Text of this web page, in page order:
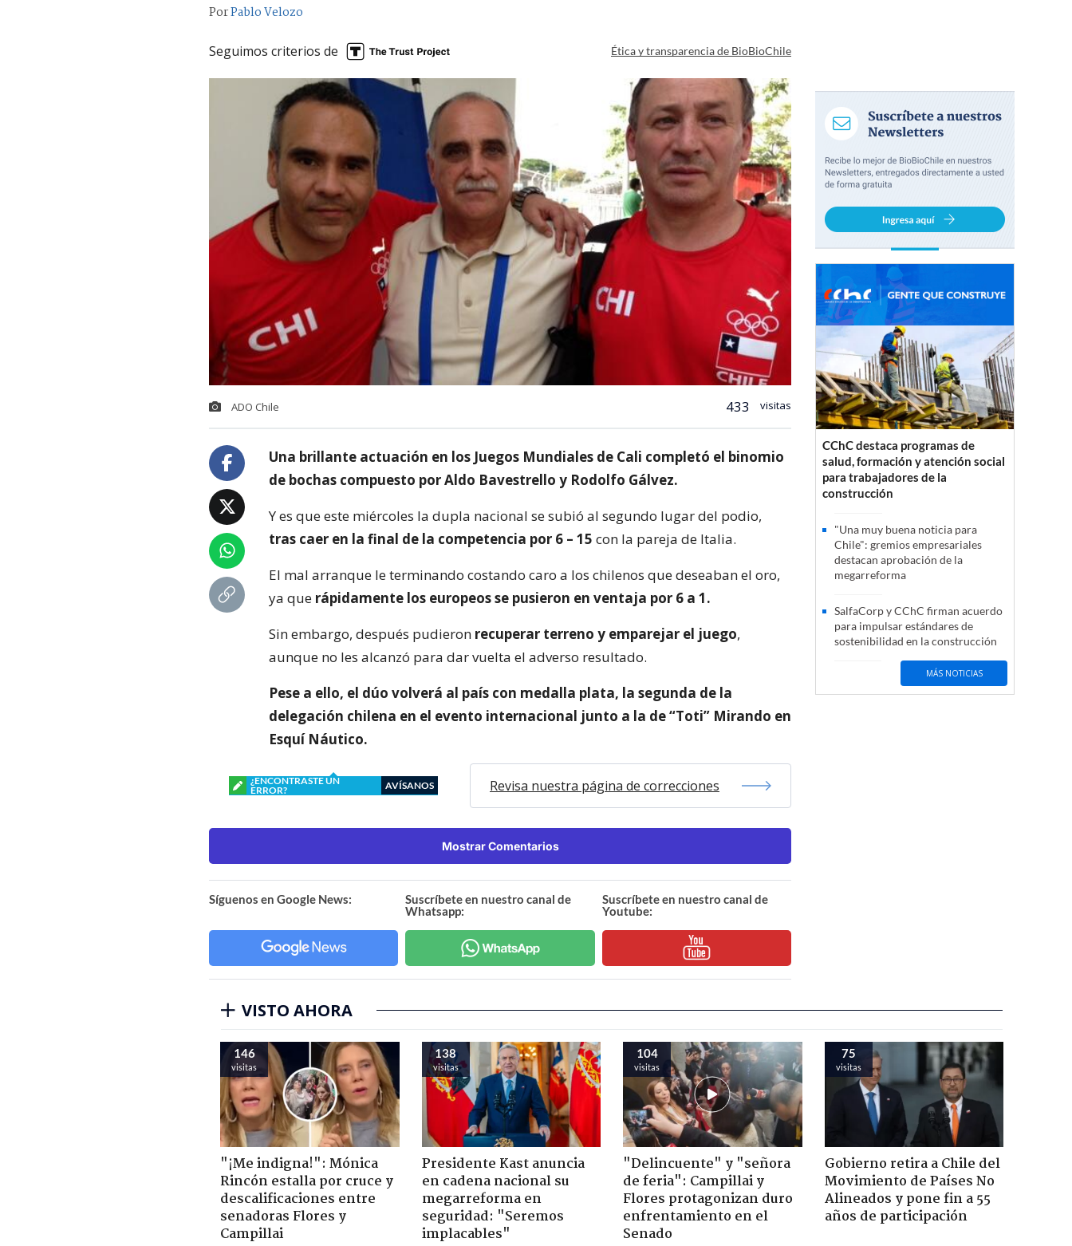
PorPablo Velozo
Seguimos criterios de Ética y transparencia de BioBioChile
ADO Chile 433 visitas
Una brillante actuación en los Juegos Mundiales de Cali completó el binomio
de bochas compuesto por Aldo Bavestrello y Rodolfo Gálvez.
Y es que este miércoles la dupla nacional se subió al segundo lugar del podio,
tras caer en la final de la competencia por 6 – 15 con la pareja de Italia.
El mal arranque le terminando costando caro a los chilenos que deseaban el oro,
ya que rápidamente los europeos se pusieron en ventaja por 6 a 1.
Sin embargo, después pudieron recuperar terreno y emparejar el juego,
aunque no les alcanzó para dar vuelta el adverso resultado.
Pese a ello, el dúo volverá al país con medalla plata, la segunda de la
delegación chilena en el evento internacional junto a la de “Toti” Mirando en
Esquí Náutico.
¿ENCONTRASTE UN
ERROR?
AVÍSANOS Revisa nuestra página de correcciones
Mostrar Comentarios
Síguenos en Google News:
Suscríbete en nuestro canal de
Whatsapp:
Suscríbete en nuestro canal de
Youtube:
CChC destaca programas de
salud, formación y atención social
para trabajadores de la
construcción
"Una muy buena noticia para
Chile": gremios empresariales
destacan aprobación de la
megarreforma
SalfaCorp y CChC firman acuerdo
para impulsar estándares de
sostenibilidad en la construcción
MÁS NOTICIAS
VISTO AHORA
146
visitas
"¡Me indigna!": Mónica
Rincón estalla por cruce y
descalificaciones entre
senadoras Flores y
Campillai
138
visitas
Presidente Kast anuncia
en cadena nacional su
megarreforma en
seguridad: "Seremos
implacables"
104
visitas
"Delincuente" y "señora
de feria": Campillai y
Flores protagonizan duro
enfrentamiento en el
Senado
75
visitas
Gobierno retira a Chile del
Movimiento de Países No
Alineados y pone fin a 55
años de participación